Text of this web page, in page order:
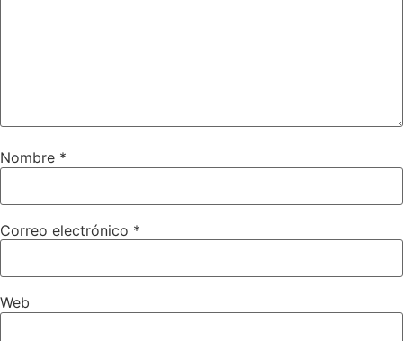
Nombre *
Correo electrónico *
Web